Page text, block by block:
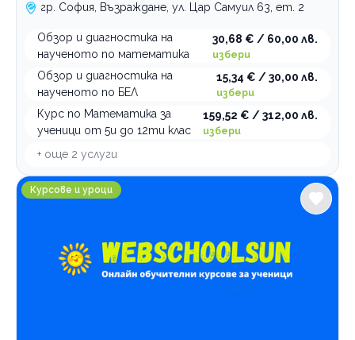
гр. София, Възраждане, ул. Цар Самуил 63, ет. 2
Обзор и диагностика на
наученото по математика
30,68 € / 60,00 лв.
избери
Обзор и диагностика на
наученото по БЕЛ
15,34 € / 30,00 лв.
избери
Курс по Математика за
ученици от 5и до 12ти клас
159,52 € / 312,00 лв.
избери
+ още 2 услуги
Обучителна платформа Webschoolsun София
Курсове и уроци